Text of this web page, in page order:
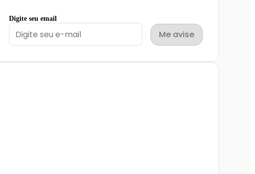
Digite seu email
Me avise